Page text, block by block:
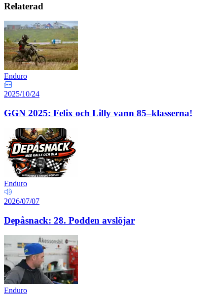
Relaterad
Enduro
2025/10/24
GGN 2025: Felix och Lilly vann 85–klasserna!
Enduro
2026/07/07
Depåsnack: 28. Podden avslöjar
Enduro